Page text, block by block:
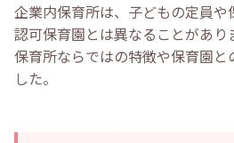
企業内保育所は、子どもの定員や
認可保育園とは異なることがあり
保育所ならではの特徴や保育園と
した。